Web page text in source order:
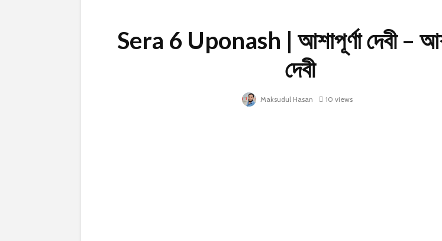
Sera 6 Uponash | আশাপূর্ণা দেবী –
দেবী
Maksudul Hasan 10 views